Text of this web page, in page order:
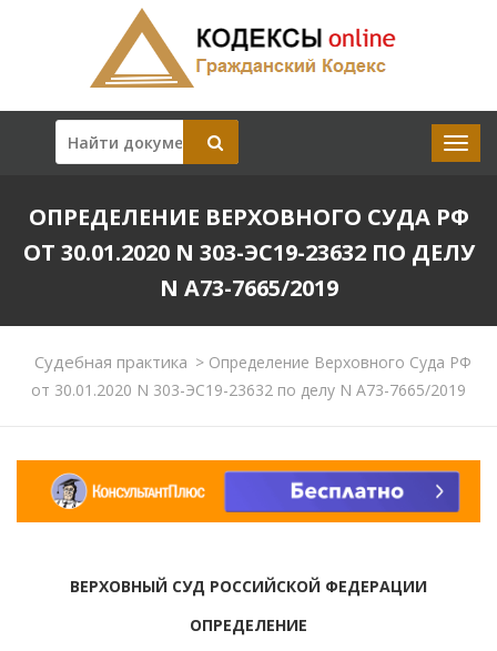
ОПРЕДЕЛЕНИЕ ВЕРХОВНОГО СУДА РФ
ОТ 30.01.2020 N 303-ЭС19-23632 ПО ДЕЛУ
N А73-7665/2019
Судебная практика >Определение Верховного Суда РФ
от 30.01.2020 N 303-ЭС19-23632 по делу N А73-7665/2019
ВЕРХОВНЫЙ СУД РОССИЙСКОЙ ФЕДЕРАЦИИ
ОПРЕДЕЛЕНИЕ